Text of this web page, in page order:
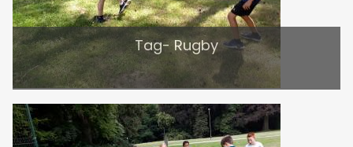
Tag- Rugby